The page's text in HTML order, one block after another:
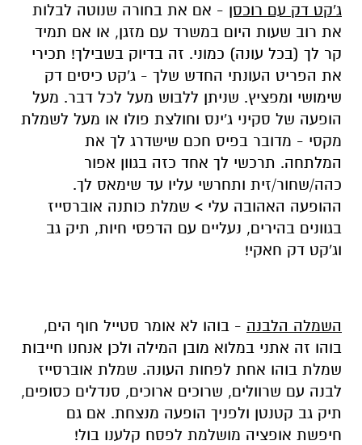
ג'קט דק עם רוכסן - אם את בחורה שנוטה לבלות
את רוב שעות היום במשרד עם מזגן, או אם תמיד
קר לך (בכל עונה) כמוני. זה בדיוק בשבילך! תכירי
את הפריט העונתי החדש שלך - ג'קט כיסים דק
שימושי ומפציץ. שניתן ללבוש מעל לכל דבר. מעל
הופעה של סקיני ג'ינס וחולצת פולו או מעל לשמלת
מקסי - מדובר בפיס חכם שישדרג לך את
המלתחה. תרכשי לך אחד כזה בגוון אפור
כהה/שחור/זית ותחרשי עליו עד שימאס לך.
ההופעה האהובה עלי > שמלת כותנה אוברסייז
בגוונים בהירים, נעליים עם הדפסי חיות, תיק גב
וג'קט דק חאקי!
השמלה הלבנה - בוהו לא אומר סטייל חוף הים,
בוהו זה אתני במלוא מובן המילה ולכן אנחנו חייבות
שמלת בוהו אחת לפחות העונה. שמלת אוברסייז
לבנה עם שרוולים, שרוכים ארוכים, סנדלים כסופים,
תיק גב קטנטן ולפניך הופעה מנצחת. אם גם
חיפשת אופציה מושלמת לפסח קלענו בול!